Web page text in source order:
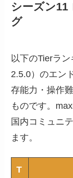
シーズン11
グ
以下のTierラ
2.5.0）のエン
存能力・操作
ものです。
国内コミュニ
ます。
T